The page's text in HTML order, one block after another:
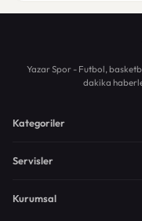
Yazar Spor - Futbol,
dakika
Kategoriler
Servisler
Kurumsal